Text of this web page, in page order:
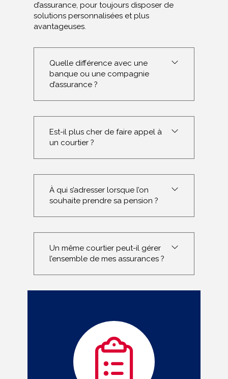
d’assurance, pour toujours disposer de
solutions personnalisées et plus
avantageuses.
Quelle différence avec une
banque ou une compagnie
d’assurance ?
Est-il plus cher de faire appel à
un courtier ?
À qui s’adresser lorsque l’on
souhaite prendre sa pension ?
Un même courtier peut-il gérer
l’ensemble de mes assurances ?